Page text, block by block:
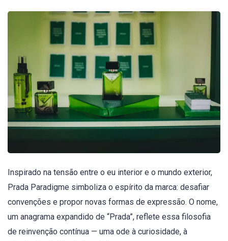
Inspirado na tensão entre o eu interior e o mundo exterior,
Prada Paradigme simboliza o espírito da marca: desafiar
convenções e propor novas formas de expressão. O nome,
um anagrama expandido de “Prada”, reflete essa filosofia
de reinvenção contínua — uma ode à curiosidade, à